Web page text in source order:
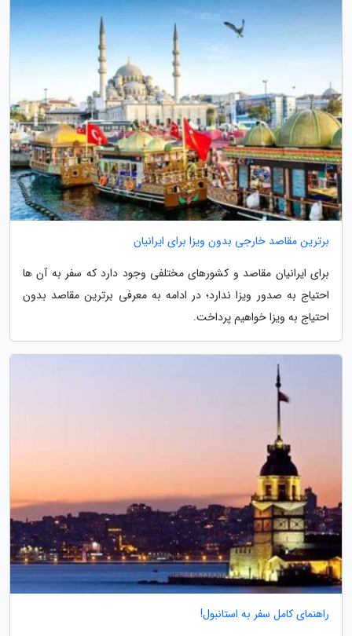
برترین مقاصد خارجی بدون ویزا برای ایرانیان
برای ایرانیان مقاصد و کشورهای مختلفی وجود دارد که سفر به آن ها
احتیاج به صدور ویزا ندارد؛ در ادامه به معرفی برترین مقاصد بدون
احتیاج به ویزا خواهیم پرداخت.
راهنمای کامل سفر به استانبول!